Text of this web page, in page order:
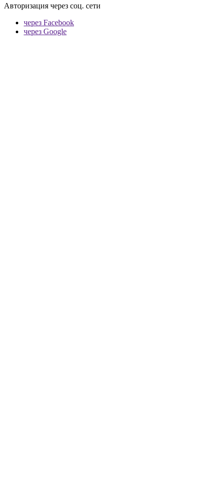
Авторизация через соц. сети
через Facebook
через Google